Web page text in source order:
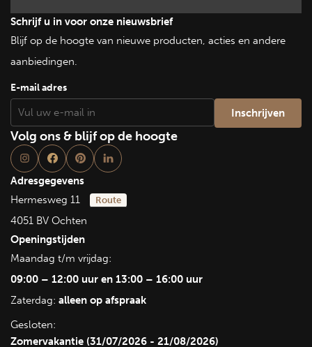
Schrijf u in voor onze nieuwsbrief
Blijf op de hoogte van nieuwe producten, acties en andere
aanbiedingen.
E-mail adres
Volg ons & blijf op de hoogte
Adresgegevens
Hermesweg 11
Route
4051 BV Ochten
Openingstijden
Maandag t/m vrijdag:
09:00 – 12:00 uur en 13:00 – 16:00 uur
Zaterdag: alleen op afspraak
Gesloten:
Zomervakantie (31/07/2026 - 21/08/2026)